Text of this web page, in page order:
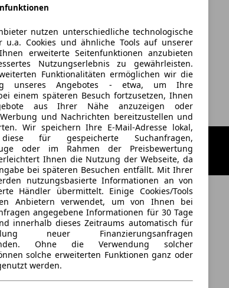
nutzen unterschiedliche technologische
u.a. Cookies und ähnliche Tools auf unserer
erweiterte Seitenfunktionen anzubieten
Nutzungserlebnis zu gewährleisten.
Funktionalitäten ermöglichen wir die
unseres Angebotes - etwa, um Ihre
einem späteren Besuch fortzusetzen, Ihnen
aus Ihrer Nähe anzuzeigen oder
und Nachrichten bereitzustellen und
Wir speichern Ihre E-Mail-Adresse lokal,
für gespeicherte Suchanfragen,
oder im Rahmen der Preisbewertung
Ihnen die Nutzung der Webseite, da
bei späteren Besuchen entfällt. Mit Ihrer
nutzungsbasierte Informationen an von
Händler übermittelt. Einige Cookies/Tools
Anbietern verwendet, um von Ihnen bei
angegebene Informationen für 30 Tage
innerhalb dieses Zeitraums automatisch für
neuer Finanzierungsanfragen
Ohne die Verwendung solcher
solche erweiterten Funktionen ganz oder
werden.